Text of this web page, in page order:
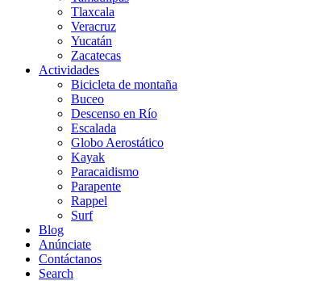
Tlaxcala
Veracruz
Yucatán
Zacatecas
Actividades
Bicicleta de montaña
Buceo
Descenso en Río
Escalada
Globo Aerostático
Kayak
Paracaidismo
Parapente
Rappel
Surf
Blog
Anúnciate
Contáctanos
Search